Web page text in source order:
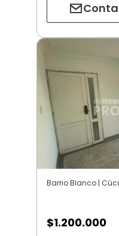
Barrio Blanco |
$1.200.000